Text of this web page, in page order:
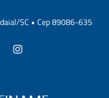
SC • Cep 89086-635